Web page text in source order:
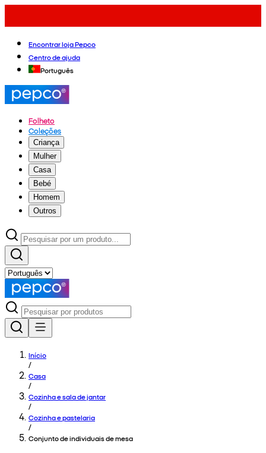
Encontrar loja Pepco
Centro de ajuda
Português
Folheto
Coleções
Criança
Mulher
Casa
Bebé
Homem
Outros
Início
/
Casa
/
Cozinha e sala de jantar
/
Cozinha e pastelaria
/
Conjunto de individuais de mesa